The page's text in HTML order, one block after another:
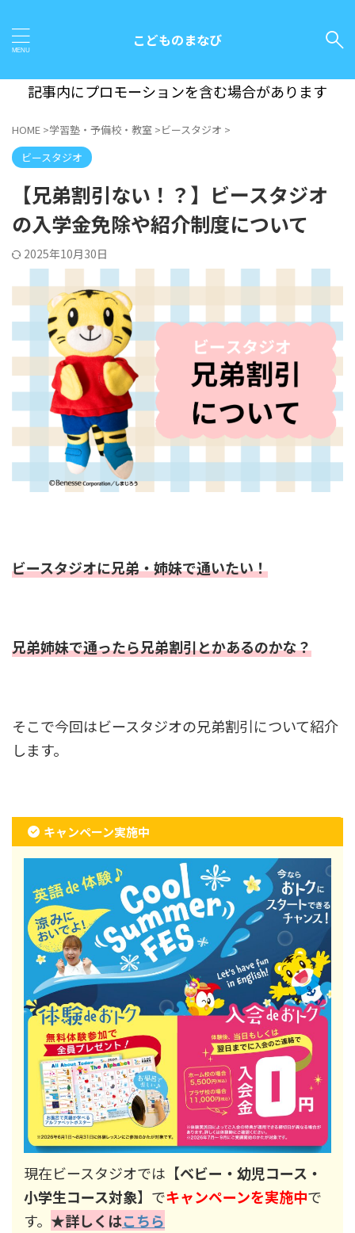
こどものまなび
記事内にプロモーションを含む場合があります
HOME >学習塾・予備校・教室 >ビースタジオ >
ビースタジオ
【兄弟割引ない！？】ビースタジオ
の入学金免除や紹介制度について
2025年10月30日
ビースタジオに兄弟・姉妹で通いたい！
兄弟姉妹で通ったら兄弟割引とかあるのかな？
そこで今回はビースタジオの兄弟割引について紹介
します。
キャンペーン実施中
現在ビースタジオでは【ベビー・幼児コース・
小学生コース対象】でキャンペーンを実施中で
す。 ★詳しくはこちら